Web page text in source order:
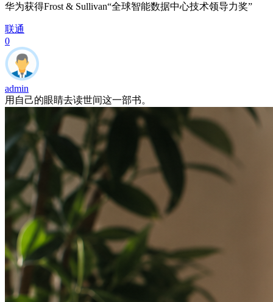
华为获得Frost & Sullivan“全球智能数据中心技术领导力奖”
联通
0
admin
用自己的眼睛去读世间这一部书。